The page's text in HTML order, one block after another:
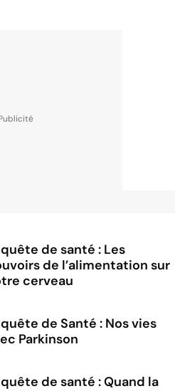
de santé : Les
de l’alimentation sur
cerveau
de Santé : Nos vies
Parkinson
de santé : Quand la